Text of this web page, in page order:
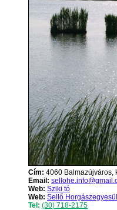
Cím: 4060 Balmazújváros,
Email:
Web: Sziki tó
Web: Sellő
Tel: (30) 718-2175